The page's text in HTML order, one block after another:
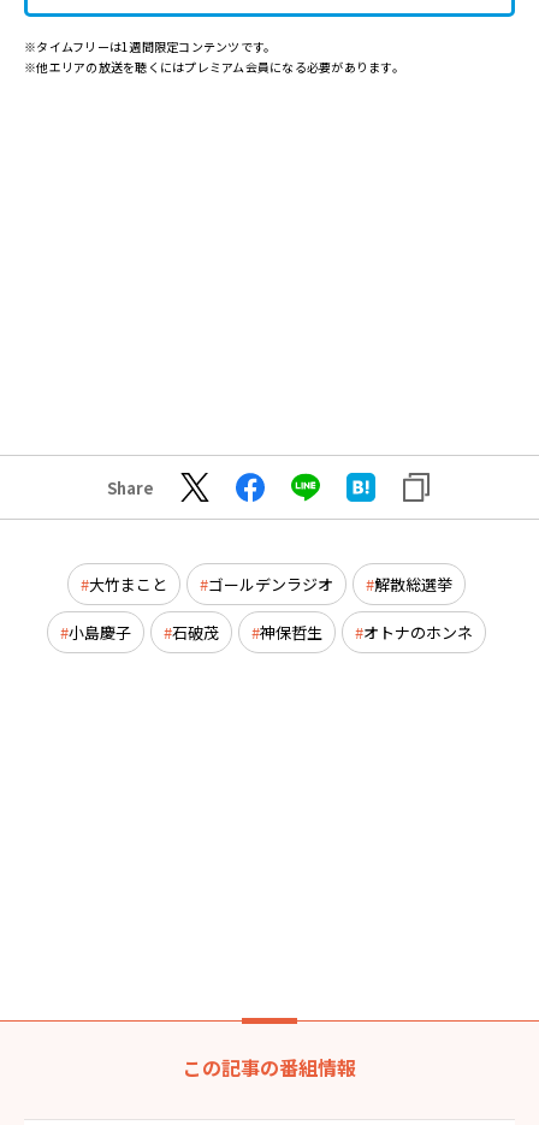
※タイムフリーは1週間限定コンテンツです。
※他エリアの放送を聴くにはプレミアム会員になる必要があります。
Share
大竹まこと ゴールデンラジオ 解散総選挙
小島慶子 石破茂 神保哲生 オトナのホンネ
この記事の番組情報